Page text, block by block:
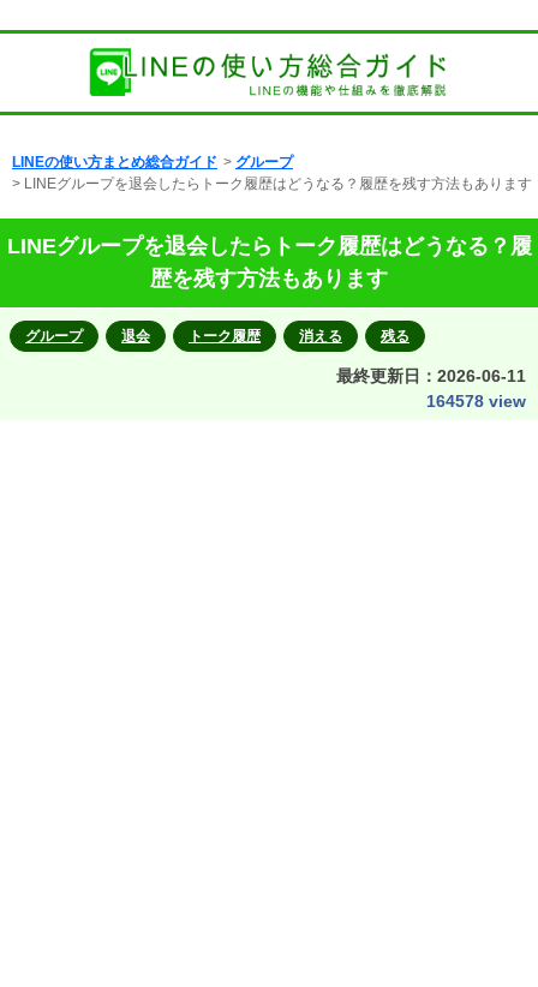
LINEの使い方まとめ総合ガイド > グループ
> LINEグループを退会したらトーク履歴はどうなる？履歴を残す方法もあります
LINEグループを退会したらトーク履歴はどうなる？履
歴を残す方法もあります
グループ 退会 トーク履歴 消える 残る
最終更新日： 2026-06-11
164578 view